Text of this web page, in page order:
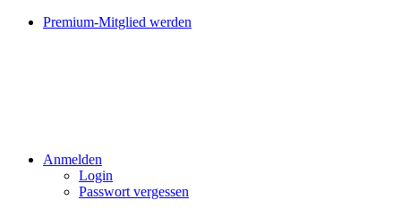
Premium-Mitglied werden
Anmelden
Login
Passwort vergessen